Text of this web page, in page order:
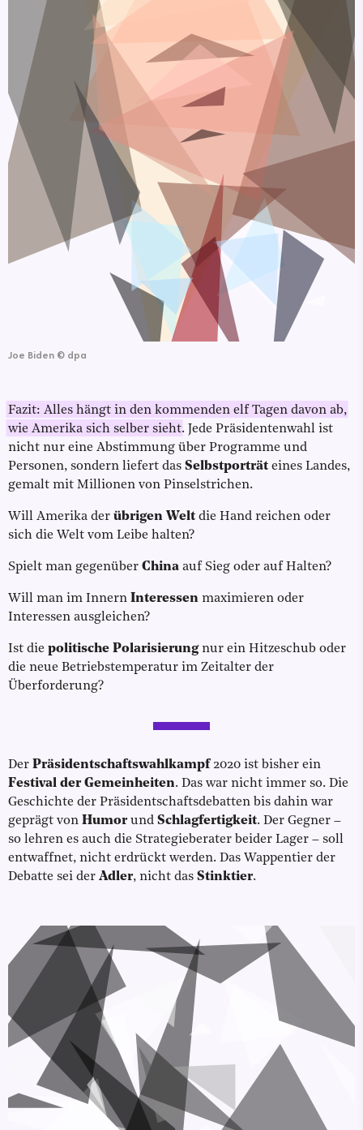
Joe Biden © dpa
Fazit: Alles hängt in den kommenden elf Tagen davon ab,
wie Amerika sich selber sieht. Jede Präsidentenwahl ist
nicht nur eine Abstimmung über Programme und
Personen, sondern liefert das Selbstporträt eines Landes,
gemalt mit Millionen von Pinselstrichen.
Will Amerika der übrigen Welt die Hand reichen oder
sich die Welt vom Leibe halten?
Spielt man gegenüber China auf Sieg oder auf Halten?
Will man im Innern Interessen maximieren oder
Interessen ausgleichen?
Ist die politische Polarisierungnur ein Hitzeschub oder
die neue Betriebstemperatur im Zeitalter der
Überforderung?
Der Präsidentschaftswahlkampf2020 ist bisher ein
Festival der Gemeinheiten. Das war nicht immer so. Die
Geschichte der Präsidentschaftsdebatten bis dahin war
geprägt von Humorund Schlagfertigkeit. Der Gegner –
so lehren es auch die Strategieberater beider Lager – soll
entwaffnet, nicht erdrückt werden. Das Wappentier der
Debatte sei der Adler, nicht das Stinktier.